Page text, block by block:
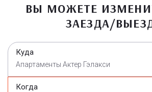
ВЫ МОЖЕТЕ
ЗАЕЗДА/
Куда
Апартаменты Актер Гэлакси
Когда